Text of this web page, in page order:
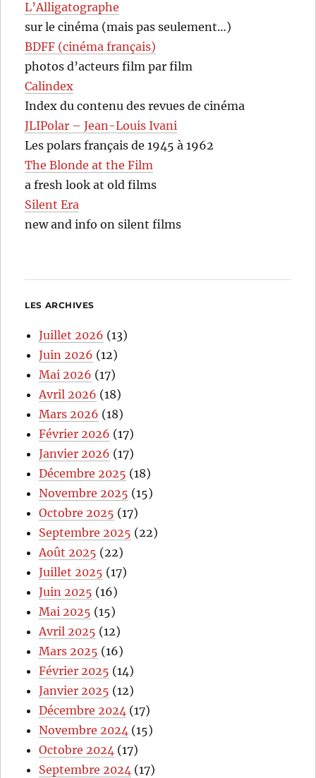
L’Alligatographe
sur le cinéma (mais pas seulement…)
BDFF (cinéma français)
photos d’acteurs film par film
Calindex
Index du contenu des revues de cinéma
JLIPolar – Jean-Louis Ivani
Les polars français de 1945 à 1962
The Blonde at the Film
a fresh look at old films
Silent Era
new and info on silent films
LES ARCHIVES
Juillet 2026 (13)
Juin 2026 (12)
Mai 2026 (17)
Avril 2026 (18)
Mars 2026 (18)
Février 2026 (17)
Janvier 2026 (17)
Décembre 2025 (18)
Novembre 2025 (15)
Octobre 2025 (17)
Septembre 2025 (22)
Août 2025 (22)
Juillet 2025 (17)
Juin 2025 (16)
Mai 2025 (15)
Avril 2025 (12)
Mars 2025 (16)
Février 2025 (14)
Janvier 2025 (12)
Décembre 2024 (17)
Novembre 2024 (15)
Octobre 2024 (17)
Septembre 2024 (17)